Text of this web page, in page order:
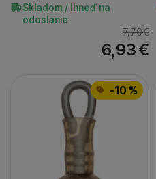
Skladom / Ihneď na
odoslanie
7,70€
6,93€
-10 %